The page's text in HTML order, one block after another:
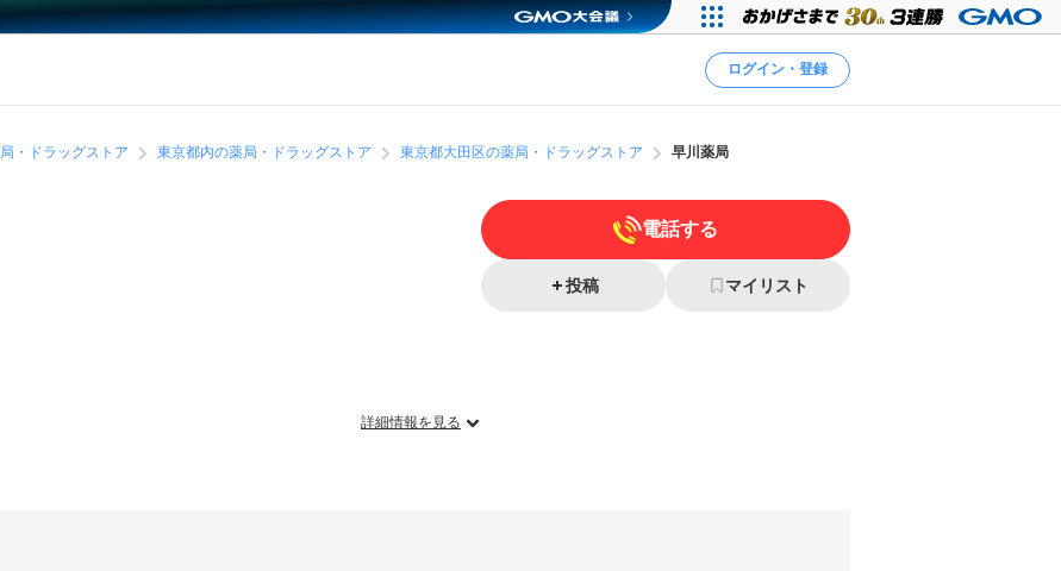
ログイン・登録
・ドラッグストア 東京都内の薬局・ドラッグストア 東京都大田区の薬局・ドラッグストア 早川薬局
詳細情報を見る
電話する
投稿 マイリスト